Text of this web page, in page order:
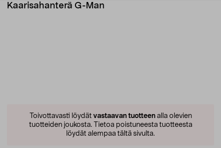
Kaarisahanterä G-Man
Toivottavasti löydät vastaavan tuotteenalla olevien
tuotteiden joukosta. Tietoa poistuneesta tuotteesta
löydät alempaa tältä sivulta.